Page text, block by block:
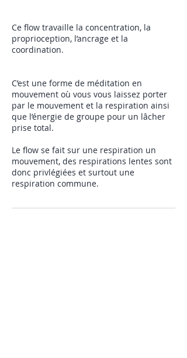
Ce flow travaille la concentration, la
proprioception, l’ancrage et la
coordination.
C’est une forme de méditation en
mouvement où vous vous laissez porter
par le mouvement et la respiration ainsi
que l’énergie de groupe pour un lâcher
prise total.
Le flow se fait sur une respiration un
mouvement, des respirations lentes sont
donc privlégiées et surtout une
respiration commune.